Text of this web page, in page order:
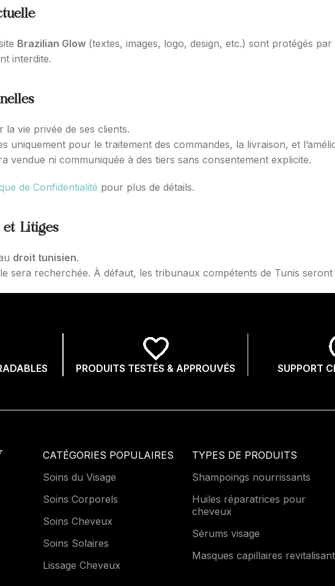
Brazilian Glow (textes, images, logo, design, etc.) sont protégés
interdite.
la vie privée de ses clients.
uniquement pour le traitement des commandes, la livraison, et
vendue ni communiquée à des tiers sans consentement explicite.
de Confidentialité pour plus de détails.
et Litiges
droit tunisien.
sera recherchée. À défaut, les tribunaux compétents de Tunis seront
PRODUITS TESTÉS & APPROUVÉS SUPPORT
CATÉGORIES POPULAIRES
Soins du Visage
Soins Corporels
Soins Cheveux
Soins Solaires
Lissage Cheveux
TYPES DE PRODUITS
Shampoings nourrissants
Huiles réparatrices pour
cheveux
Sérums visage
Masques capillaires